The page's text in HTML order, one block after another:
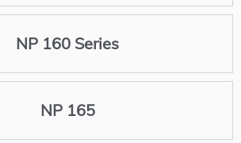
NP 160 Series
NP 165